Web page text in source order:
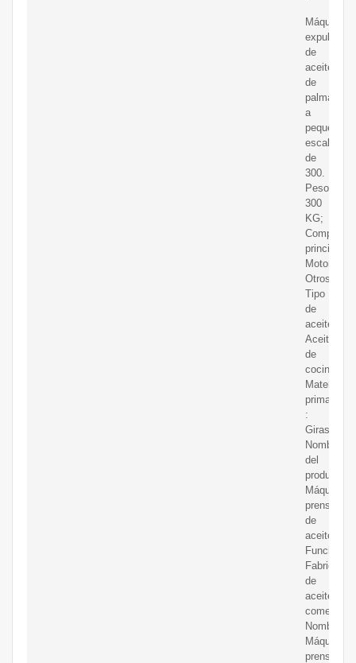
Máquina
expulsora
de
aceite
de
palma
a
pequeña
escala
de
300.
Peso:
300
KG;
Motor,
Otros;
Tipo
de
aceite:
Aceite
de
cocina;
Materia
prima
:
Girasol;
Nombre
del
producto:
Máquina
prensadora
de
aceite;
Función:
de
aceite
Nombre:
Máquina
prensadora